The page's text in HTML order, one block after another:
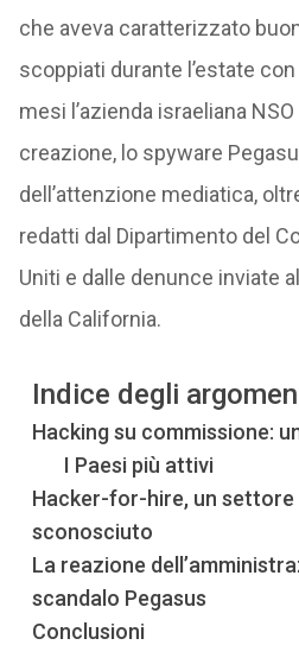
che aveva caratterizzato
scoppiati durante l’estate con
mesi l’azienda israeliana
creazione, lo spyware
dell’attenzione mediatica,
redatti dal Dipartimento del
Uniti e dalle denunce inviate
della California.
Indice degli
Hacking su commissione:
I Paesi più attivi
Hacker-for-hire, un settore
sconosciuto
La reazione
scandalo Pegasus
Conclusioni